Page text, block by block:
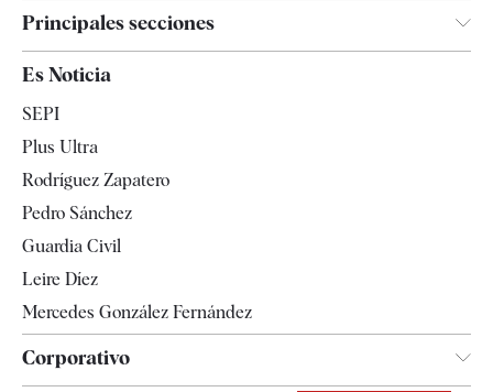
Principales secciones
España
Televisión
Es Noticia
SEPI
Plus Ultra
Rodríguez Zapatero
Pedro Sánchez
Guardia Civil
Leire Díez
Mercedes González Fernández
Corporativo